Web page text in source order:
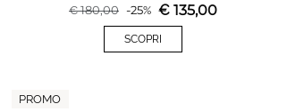
€180,00 -25% € 135,00
SCOPRI
PROMO